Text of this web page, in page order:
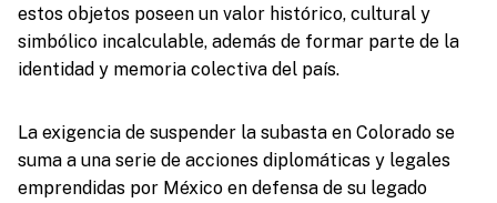
estos objetos poseen un valor histórico, cultural y
simbólico incalculable, además de formar parte de la
identidad y memoria colectiva del país.
La exigencia de suspender la subasta en Colorado se
suma a una serie de acciones diplomáticas y legales
emprendidas por México en defensa de su legado